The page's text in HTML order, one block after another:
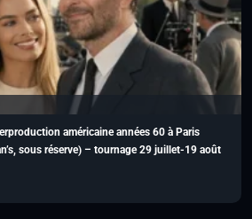
américaine années 60 à Paris
sous réserve) – tournage 29 juillet-19 août